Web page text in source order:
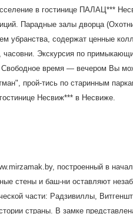
в гостинице ПАЛАЦ***
Парадные залы дворца
убранства, содержат ценные
Экскурсия по
время — вечером Вы
прой-тись по старинным
Несвиж*** в Несвиже.
построенный в
стены и баш-ни оставляют
части: Радзивиллы,
страны. В замке